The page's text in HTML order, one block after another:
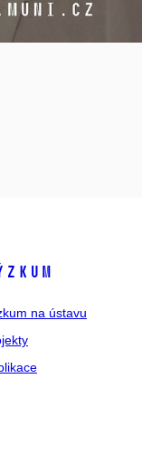
na ústavu